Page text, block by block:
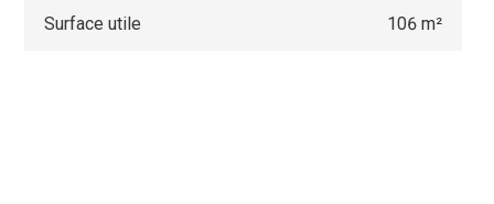
Surface utile 106 m²